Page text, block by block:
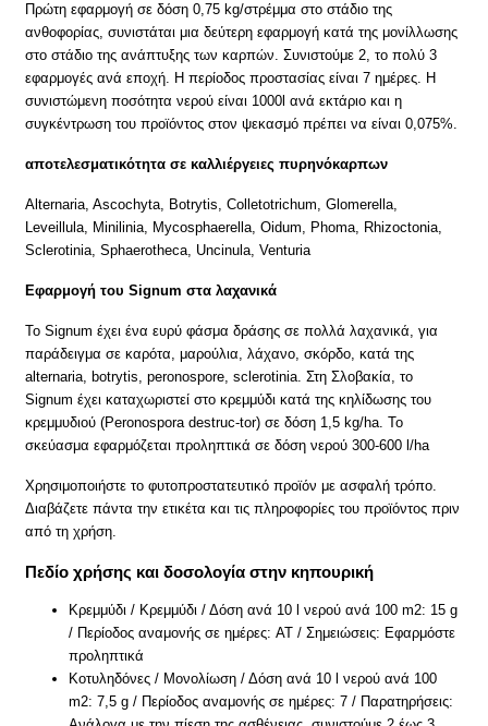
Πρώτη εφαρμογή σε δόση 0,75 kg/στρέμμα στο στάδιο της
ανθοφορίας, συνιστάται μια δεύτερη εφαρμογή κατά της μονίλλωσης
στο στάδιο της ανάπτυξης των καρπών. Συνιστούμε 2, το πολύ 3
εφαρμογές ανά εποχή. Η περίοδος προστασίας είναι 7 ημέρες. Η
συνιστώμενη ποσότητα νερού είναι 1000l ανά εκτάριο και η
συγκέντρωση του προϊόντος στον ψεκασμό πρέπει να είναι 0,075%.
αποτελεσματικότητα σε καλλιέργειες πυρηνόκαρπων
Alternaria, Ascochyta, Botrytis, Colletotrichum, Glomerella,
Leveillula, Minilinia, Mycosphaerella, Oidum, Phoma, Rhizoctonia,
Sclerotinia, Sphaerotheca, Uncinula, Venturia
Εφαρμογή του Signum στα λαχανικά
Το Signum έχει ένα ευρύ φάσμα δράσης σε πολλά λαχανικά, για
παράδειγμα σε καρότα, μαρούλια, λάχανο, σκόρδο, κατά της
alternaria, botrytis, peronospore, sclerotinia. Στη Σλοβακία, το
Signum έχει καταχωριστεί στο κρεμμύδι κατά της κηλίδωσης του
κρεμμυδιού (Peronospora destruc-tor) σε δόση 1,5 kg/ha. Το
σκεύασμα εφαρμόζεται προληπτικά σε δόση νερού 300-600 l/ha
Χρησιμοποιήστε το φυτοπροστατευτικό προϊόν με ασφαλή τρόπο.
Διαβάζετε πάντα την ετικέτα και τις πληροφορίες του προϊόντος πριν
από τη χρήση.
Πεδίο χρήσης και δοσολογία στην κηπουρική
Κρεμμύδι / Κρεμμύδι / Δόση ανά 10 l νερού ανά 100 m2: 15 g
/ Περίοδος αναμονής σε ημέρες: AT / Σημειώσεις: Εφαρμόστε
προληπτικά
Κοτυληδόνες / Μονολίωση / Δόση ανά 10 l νερού ανά 100
m2: 7,5 g / Περίοδος αναμονής σε ημέρες: 7 / Παρατηρήσεις: